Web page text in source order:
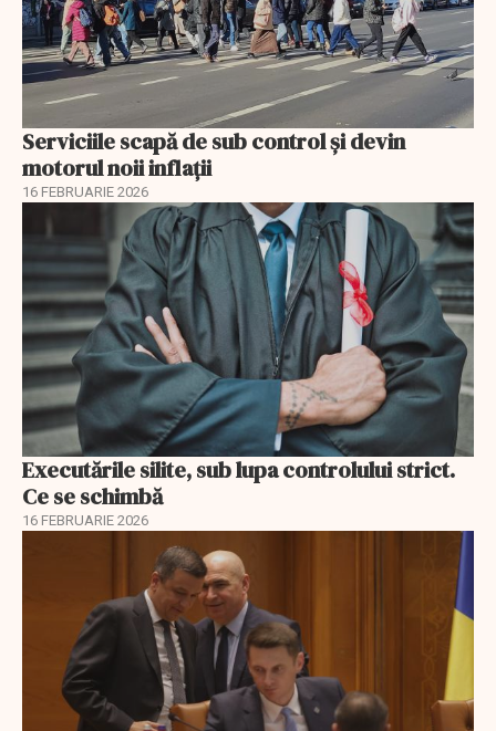
Serviciile scapă de sub control și devin
motorul noii inflații
16 FEBRUARIE 2026
Executările silite, sub lupa controlului strict.
Ce se schimbă
16 FEBRUARIE 2026